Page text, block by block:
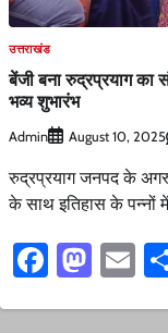
उत्तराखंड
बेंजी बना रुद्रप्रयाग का
भव्य शुभारंभ
Admin August 10, 2025
रुद्रप्रयाग जनपद के
के साथ इतिहास के पन्नों